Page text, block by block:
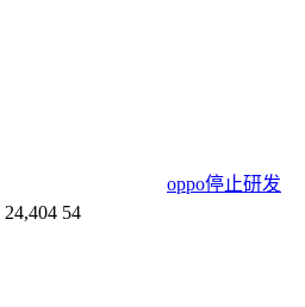
oppo停止研发
24,404 54